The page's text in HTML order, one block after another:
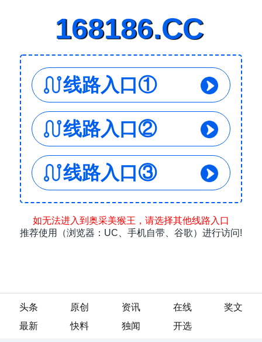
头条 原创 资讯 在线
奖文
最新
快料 独闻 开选